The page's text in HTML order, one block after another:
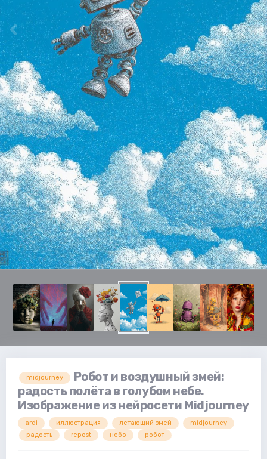
midjourney
Робот и воздушный змей:
радость полёта в голубом небе.
Изображение из нейросети Midjourney
ardi иллюстрация летающий змей
midjourney
радость
repost небо робот